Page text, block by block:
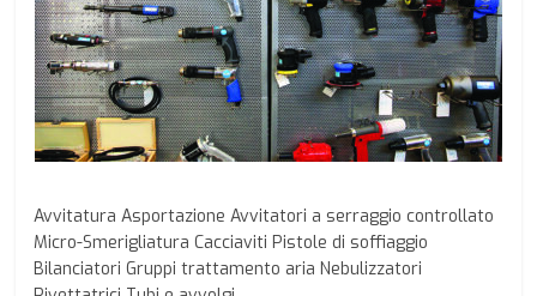
Avvitatura Asportazione Avvitatori a serraggio controllato
Micro-Smerigliatura Cacciaviti Pistole di soffiaggio
Bilanciatori Gruppi trattamento aria Nebulizzatori